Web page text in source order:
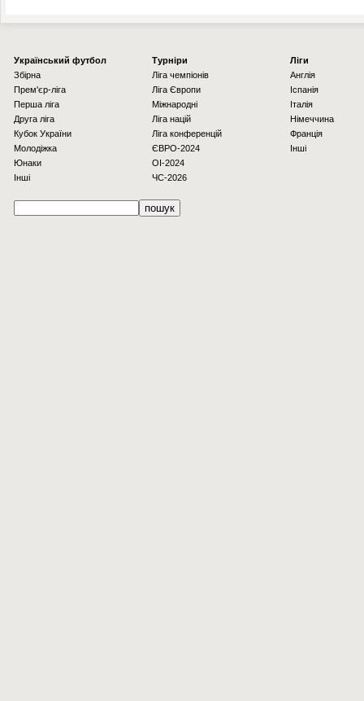
Українcький футбол
Збірна
Прем'єр-ліга
Перша ліга
Друга ліга
Кубок України
Молодіжка
Юнаки
Інші
Турніри
Ліга чемпіонів
Ліга Європи
Міжнародні
Ліга націй
Ліга конференцій
ЄВРО-2024
OI-2024
ЧС-2026
Ліги
Англія
Іспанія
Італія
Німеччина
Франція
Інші